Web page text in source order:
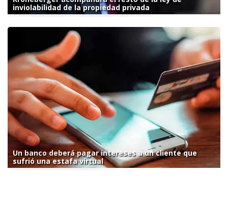
inviolabilidad de la propiedad privada
Un banco deberá pagar intereses a un cliente que
sufrió una estafa virtual